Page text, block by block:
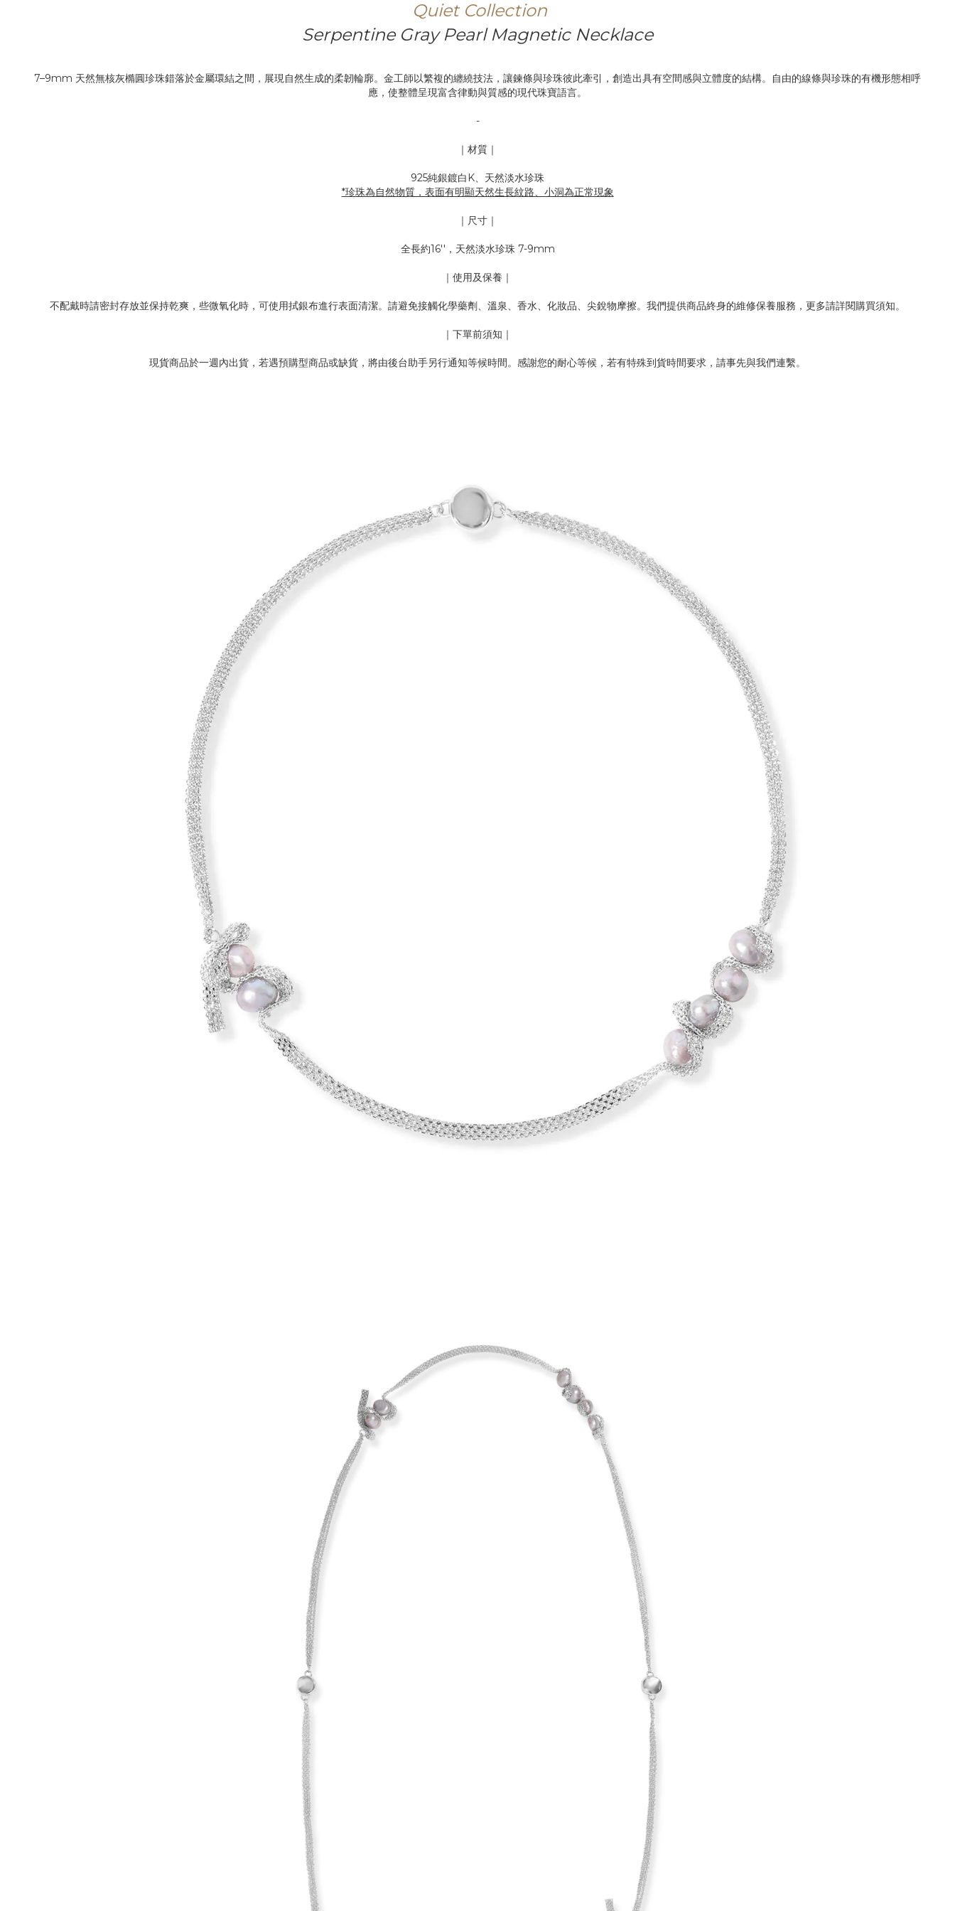
Quiet Collection
Serpentine Gray Pearl Magnetic Necklace
7–9mm 天然無核灰橢圓珍珠錯落於金屬環結之間，展現自然生成的柔韌輪廓。金工師以繁複的纏繞技法，讓鍊條與珍珠彼此牽引，創造出具有空間感與立體度的結構。自由的線條與珍珠的有機形態相呼
應，使整體呈現富含律動與質感的現代珠寶語言。
-
｜材質｜
925純銀鍍白K、天然淡水珍珠
*珍珠為自然物質，表面有明顯天然生長紋路、小洞為正常現象
｜尺寸｜
全長約16''，天然淡水珍珠 7-9mm
｜使用及保養｜
不配戴時請密封存放並保持乾爽，些微氧化時，可使用拭銀布進行表面清潔。請避免接觸化學藥劑、溫泉、香水、化妝品、尖銳物摩擦。我們提供商品終身的維修保養服務，更多請詳閱購買須知。
｜下單前須知｜
現貨商品於一週內出貨，若遇預購型商品或缺貨，將由後台助手另行通知等候時間。感謝您的耐心等候，若有特殊到貨時間要求，請事先與我們連繫。